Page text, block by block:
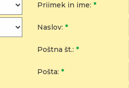
Priimek in ime: *
Naslov: *
Poštna št.: *
Pošta: *